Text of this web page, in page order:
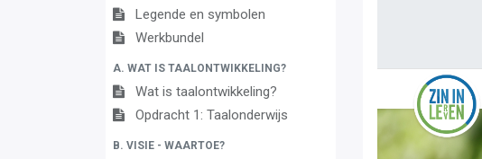
Legende en symbolen
Werkbundel
A. WAT IS TAALONTWIKKELING?
Wat is taalontwikkeling?
Opdracht 1: Taalonderwijs
B. VISIE - WAARTOE?